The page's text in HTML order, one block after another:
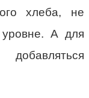
хлеба, не
уровне. А для